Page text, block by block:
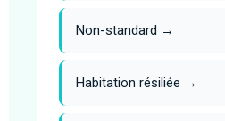
Non-standard →
Habitation résiliée →